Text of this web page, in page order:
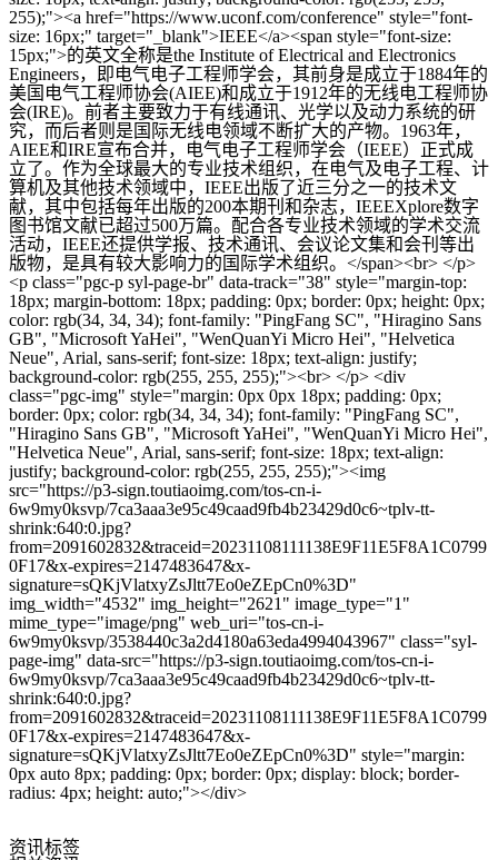
255);"><a href="https://www.uconf.com/conference" style="font-
size: 16px;" target="_blank">IEEE</a><span style="font-size:
15px;">的英文全称是the Institute of Electrical and Electronics
Engineers，即电气电子工程师学会，其前身是成立于1884年的
美国电气工程师协会(AIEE)和成立于1912年的无线电工程师协
会(IRE)。前者主要致力于有线通讯、光学以及动力系统的研
究，而后者则是国际无线电领域不断扩大的产物。1963年，
AIEE和IRE宣布合并，电气电子工程师学会（IEEE）正式成
立了。作为全球最大的专业技术组织，在电气及电子工程、计
算机及其他技术领域中，IEEE出版了近三分之一的技术文
献，其中包括每年出版的200本期刊和杂志，IEEEXplore数字
图书馆文献已超过500万篇。配合各专业技术领域的学术交流
活动，IEEE还提供学报、技术通讯、会议论文集和会刊等出
版物，是具有较大影响力的国际学术组织。</span><br> </p>
<p class="pgc-p syl-page-br" data-track="38" style="margin-top:
18px; margin-bottom: 18px; padding: 0px; border: 0px; height: 0px;
color: rgb(34, 34, 34); font-family: "PingFang SC", "Hiragino Sans
GB", "Microsoft YaHei", "WenQuanYi Micro Hei", "Helvetica
Neue", Arial, sans-serif; font-size: 18px; text-align: justify;
background-color: rgb(255, 255, 255);"><br> </p> <div
class="pgc-img" style="margin: 0px 0px 18px; padding: 0px;
border: 0px; color: rgb(34, 34, 34); font-family: "PingFang SC",
"Hiragino Sans GB", "Microsoft YaHei", "WenQuanYi Micro Hei",
"Helvetica Neue", Arial, sans-serif; font-size: 18px; text-align:
justify; background-color: rgb(255, 255, 255);"><img
src="https://p3-sign.toutiaoimg.com/tos-cn-i-
6w9my0ksvp/7ca3aaa3e95c49caad9fb4b23429d0c6~tplv-tt-
shrink:640:0.jpg?
from=2091602832&traceid=20231108111138E9F11E5F8A1C0799
0F17&x-expires=2147483647&x-
signature=sQKjVlatxyZsJltt7Eo0eZEpCn0%3D"
img_width="4532" img_height="2621" image_type="1"
mime_type="image/png" web_uri="tos-cn-i-
6w9my0ksvp/3538440c3a2d4180a63eda4994043967" class="syl-
page-img" data-src="https://p3-sign.toutiaoimg.com/tos-cn-i-
6w9my0ksvp/7ca3aaa3e95c49caad9fb4b23429d0c6~tplv-tt-
shrink:640:0.jpg?
from=2091602832&traceid=20231108111138E9F11E5F8A1C0799
0F17&x-expires=2147483647&x-
signature=sQKjVlatxyZsJltt7Eo0eZEpCn0%3D" style="margin:
0px auto 8px; padding: 0px; border: 0px; display: block; border-
radius: 4px; height: auto;"></div>
资讯标签